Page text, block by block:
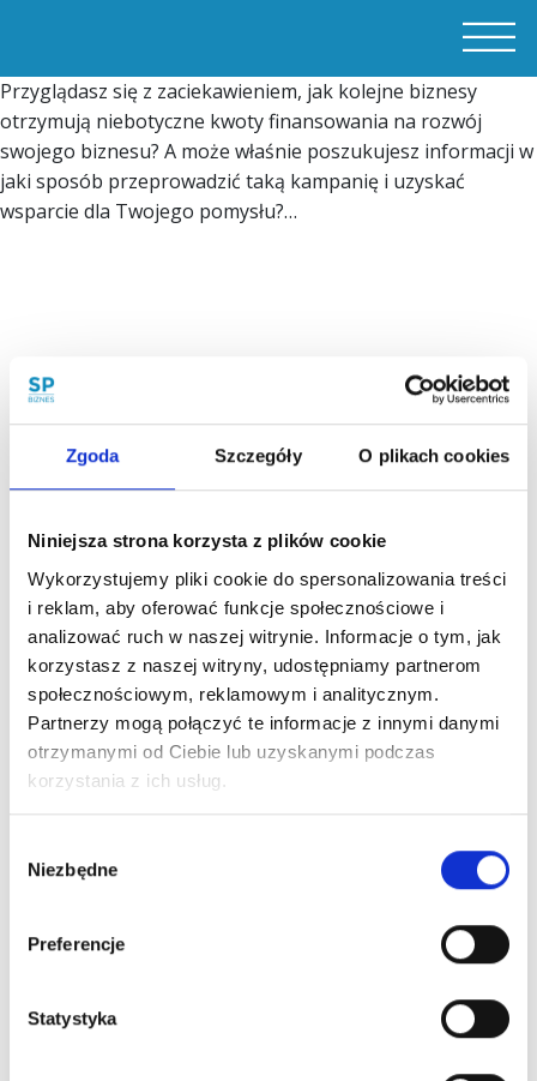
Zgoda Szczegóły O plikach cookies
Niniejsza strona korzysta z plików cookie
Wykorzystujemy pliki cookie do spersonalizowania treści
i reklam, aby oferować funkcje społecznościowe i
analizować ruch w naszej witrynie. Informacje o tym, jak
korzystasz z naszej witryny, udostępniamy partnerom
społecznościowym, reklamowym i analitycznym.
Partnerzy mogą połączyć te informacje z innymi danymi
otrzymanymi od Ciebie lub uzyskanymi podczas
korzystania z ich usług.
zgody
Niezbędne
Preferencje
Statystyka
Przyglądasz się z zaciekawieniem, jak kolejne biznesy
otrzymują niebotyczne kwoty finansowania na rozwój
swojego biznesu? A może właśnie poszukujesz informacji w
jaki sposób przeprowadzić taką kampanię i uzyskać
wsparcie dla Twojego pomysłu?…